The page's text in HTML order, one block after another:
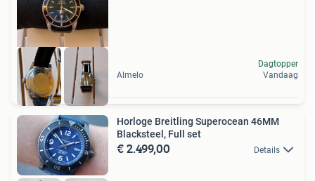
Almelo
Dagtopper
Vandaag
Horloge Breitling Superocean 46MM
Blacksteel, Full set
€ 2.499,00 Details